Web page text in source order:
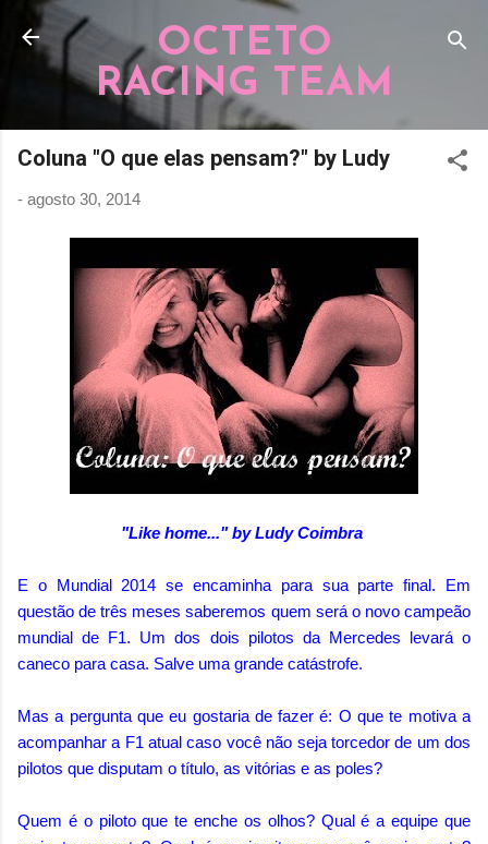
Pular para o conteúdo principal
OCTETO
RACING TEAM
Coluna "O que elas pensam?" by Ludy
- agosto 30, 2014
"Like home..." by Ludy Coimbra
E o Mundial 2014 se encaminha para sua parte final. Em
questão de três meses saberemos quem será o novo campeão
mundial de F1. Um dos dois pilotos da Mercedes levará o
caneco para casa. Salve uma grande catástrofe.
Mas a pergunta que eu gostaria de fazer é: O que te motiva a
acompanhar a F1 atual caso você não seja torcedor de um dos
pilotos que disputam o título, as vitórias e as poles?
Quem é o piloto que te enche os olhos? Qual é a equipe que